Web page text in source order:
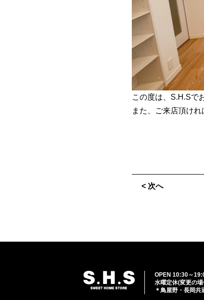
この度は、S.H.Sで
また、ご来店頂けれ
< 次へ
OPEN 10:30～
水曜定休(変更の
＊鳥屋野・長岡共